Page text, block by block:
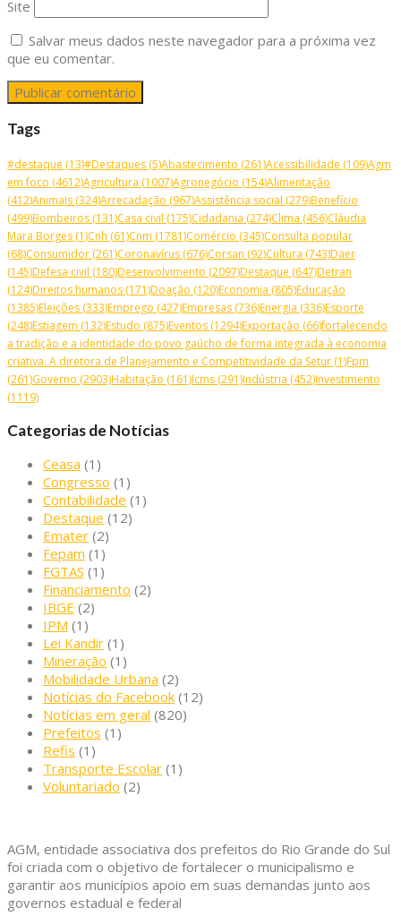
Site
Salvar meus dados neste navegador para a próxima vez
que eu comentar.
Tags
#destaque (13)#Destaques (5)Abastecimento (261)Acessibilidade (109)Agm
em foco (4612)Agricultura (1007)Agronegócio (154)Alimentação
(412)Animais (324)Arrecadação (967)Assistência social (279)Benefício
(499)Bombeiros (131)Casa civil (175)Cidadania (274)Clima (456)Cláudia
Mara Borges (1)Cnh (61)Cnm (1781)Comércio (345)Consulta popular
(68)Consumidor (261)Coronavírus (676)Corsan (92)Cultura (743)Daer
(145)Defesa civil (180)Desenvolvimento (2097)Destaque (647)Detran
(124)Direitos humanos (171)Doação (120)Economia (805)Educação
(1385)Eleições (333)Emprego (427)Empresas (736)Energia (336)Esporte
(248)Estiagem (132)Estudo (875)Eventos (1294)Exportação (66)fortalecendo
a tradição e a identidade do povo gaúcho de forma integrada à economia
criativa. A diretora de Planejamento e Competitividade da Setur (1)Fpm
(261)Governo (2903)Habitação (161)Icms (291)Indústria (452)Investimento
(1119)
Categorias de Notícias
Ceasa (1)
Congresso (1)
Contabilidade (1)
Destaque (12)
Emater (2)
Fepam (1)
FGTAS (1)
Financiamento (2)
IBGE (2)
IPM (1)
Lei Kandir (1)
Mineração (1)
Mobilidade Urbana (2)
Notícias do Facebook (12)
Notícias em geral (820)
Prefeitos (1)
Refis (1)
Transporte Escolar (1)
Voluntariado (2)
AGM, entidade associativa dos prefeitos do Rio Grande do Sul
foi criada com o objetivo de fortalecer o municipalismo e
garantir aos municípios apoio em suas demandas junto aos
governos estadual e federal